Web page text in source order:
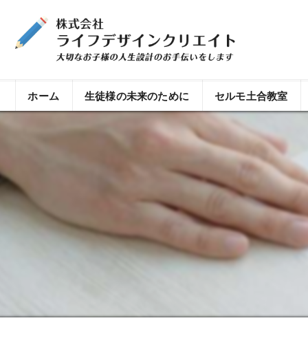
ホーム 生徒様の未来のために セルモ土合教室